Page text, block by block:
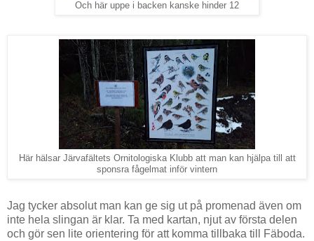
Och här uppe i backen kanske hinder 12
Här hälsar Järvafältets Ornitologiska Klubb att man kan hjälpa till att
sponsra fågelmat inför vintern
Jag tycker absolut man kan ge sig ut på promenad även om
inte hela slingan är klar. Ta med kartan, njut av första delen
och gör sen lite orientering för att komma tillbaka till Fäboda.